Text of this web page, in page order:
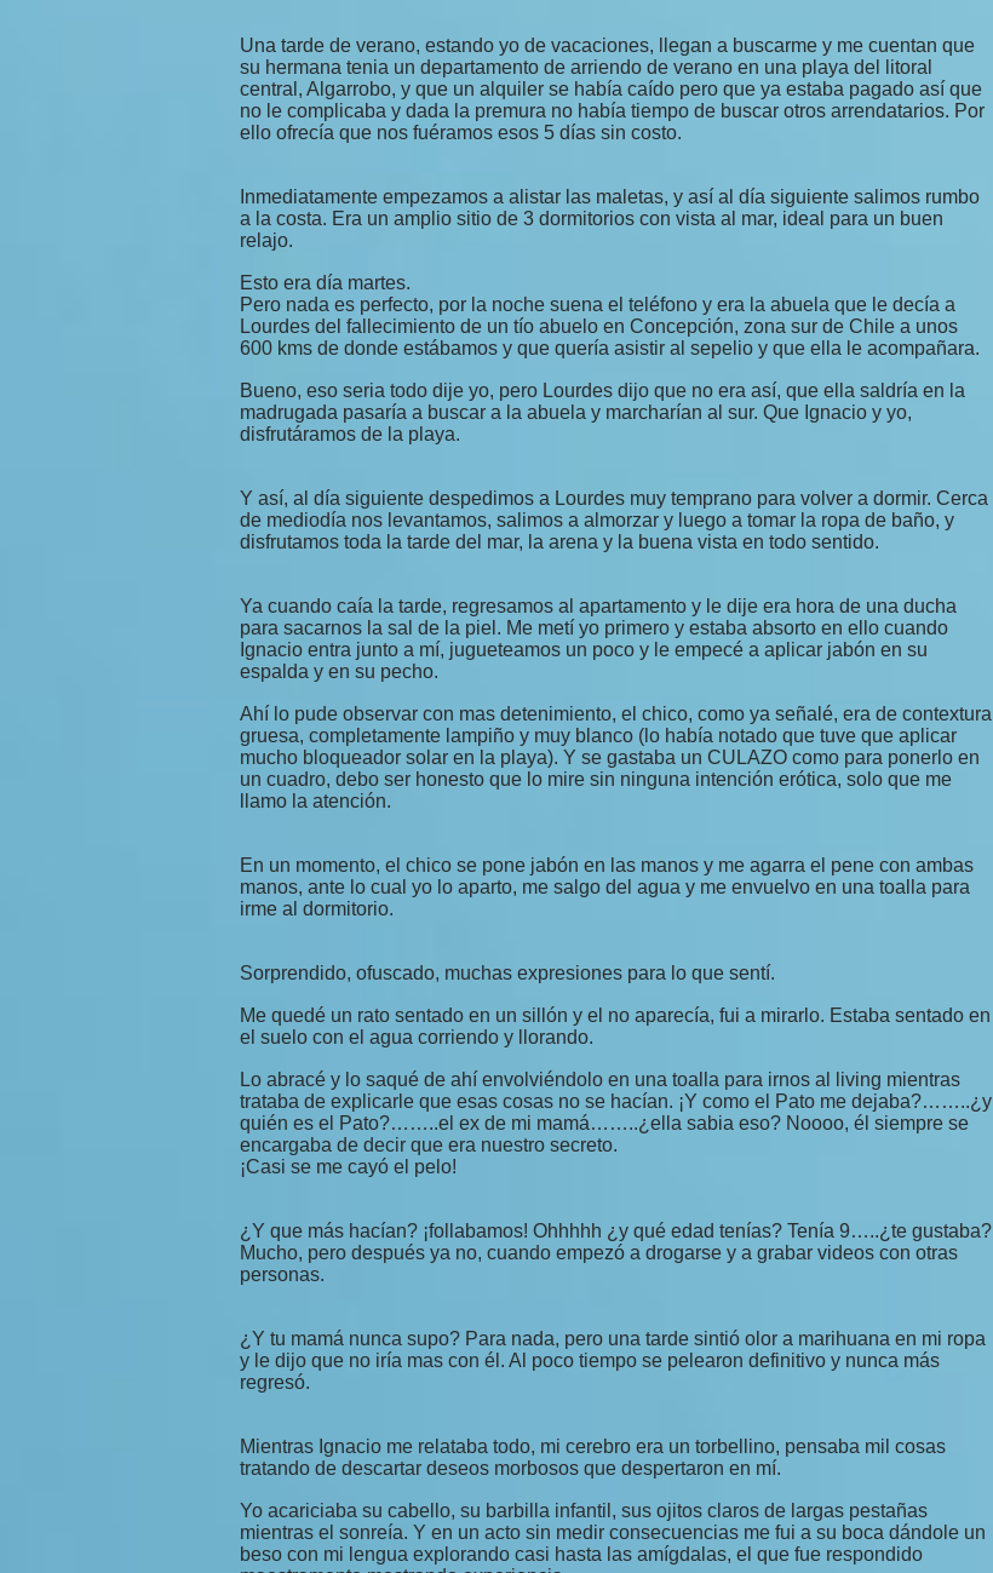
Una tarde de verano, estando yo de vacaciones, llegan a buscarme y me cuentan que
su hermana tenia un departamento de arriendo de verano en una playa del litoral
central, Algarrobo, y que un alquiler se había caído pero que ya estaba pagado así que
no le complicaba y dada la premura no había tiempo de buscar otros arrendatarios. Por
ello ofrecía que nos fuéramos esos 5 días sin costo.
Inmediatamente empezamos a alistar las maletas, y así al día siguiente salimos rumbo
a la costa. Era un amplio sitio de 3 dormitorios con vista al mar, ideal para un buen
relajo.
Esto era día martes.
Pero nada es perfecto, por la noche suena el teléfono y era la abuela que le decía a
Lourdes del fallecimiento de un tío abuelo en Concepción, zona sur de Chile a unos
600 kms de donde estábamos y que quería asistir al sepelio y que ella le acompañara.
Bueno, eso seria todo dije yo, pero Lourdes dijo que no era así, que ella saldría en la
madrugada pasaría a buscar a la abuela y marcharían al sur. Que Ignacio y yo,
disfrutáramos de la playa.
Y así, al día siguiente despedimos a Lourdes muy temprano para volver a dormir. Cerca
de mediodía nos levantamos, salimos a almorzar y luego a tomar la ropa de baño, y
disfrutamos toda la tarde del mar, la arena y la buena vista en todo sentido.
Ya cuando caía la tarde, regresamos al apartamento y le dije era hora de una ducha
para sacarnos la sal de la piel. Me metí yo primero y estaba absorto en ello cuando
Ignacio entra junto a mí, jugueteamos un poco y le empecé a aplicar jabón en su
espalda y en su pecho.
Ahí lo pude observar con mas detenimiento, el chico, como ya señalé, era de contextura
gruesa, completamente lampiño y muy blanco (lo había notado que tuve que aplicar
mucho bloqueador solar en la playa). Y se gastaba un CULAZO como para ponerlo en
un cuadro, debo ser honesto que lo mire sin ninguna intención erótica, solo que me
llamo la atención.
En un momento, el chico se pone jabón en las manos y me agarra el pene con ambas
manos, ante lo cual yo lo aparto, me salgo del agua y me envuelvo en una toalla para
irme al dormitorio.
Sorprendido, ofuscado, muchas expresiones para lo que sentí.
Me quedé un rato sentado en un sillón y el no aparecía, fui a mirarlo. Estaba sentado en
el suelo con el agua corriendo y llorando.
Lo abracé y lo saqué de ahí envolviéndolo en una toalla para irnos al living mientras
trataba de explicarle que esas cosas no se hacían. ¡Y como el Pato me dejaba?……..¿y
quién es el Pato?……..el ex de mi mamá……..¿ella sabia eso? Noooo, él siempre se
encargaba de decir que era nuestro secreto.
¡Casi se me cayó el pelo!
¿Y que más hacían? ¡follabamos! Ohhhhh ¿y qué edad tenías? Tenía 9…..¿te gustaba?
Mucho, pero después ya no, cuando empezó a drogarse y a grabar videos con otras
personas.
¿Y tu mamá nunca supo? Para nada, pero una tarde sintió olor a marihuana en mi ropa
y le dijo que no iría mas con él. Al poco tiempo se pelearon definitivo y nunca más
regresó.
Mientras Ignacio me relataba todo, mi cerebro era un torbellino, pensaba mil cosas
tratando de descartar deseos morbosos que despertaron en mí.
Yo acariciaba su cabello, su barbilla infantil, sus ojitos claros de largas pestañas
mientras el sonreía. Y en un acto sin medir consecuencias me fui a su boca dándole un
beso con mi lengua explorando casi hasta las amígdalas, el que fue respondido